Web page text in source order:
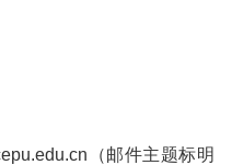
（邮件主题标明